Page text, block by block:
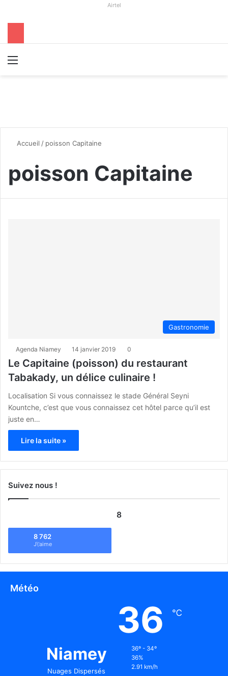
Airtel
Accueil / poisson Capitaine
poisson Capitaine
Gastronomie
Agenda Niamey 14 janvier 2019 0
Le Capitaine (poisson) du restaurant
Tabakady, un délice culinaire !
Localisation Si vous connaissez le stade Général Seyni
Kountche, c’est que vous connaissez cet hôtel parce qu’il est
juste en…
Lire la suite »
Suivez nous !
8
8 762
J\'aime
Météo
Niamey
Nuages Dispersés
36 ℃
36º - 34º
36%
2.91 km/h